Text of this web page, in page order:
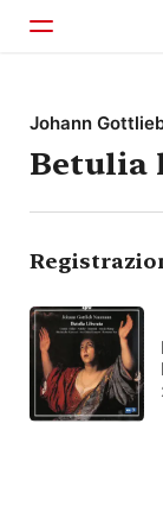
Home
Scopri
Cerca
Johann
Betulia